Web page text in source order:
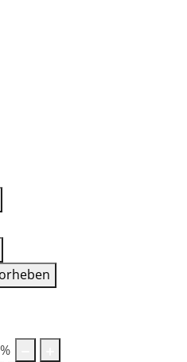
%